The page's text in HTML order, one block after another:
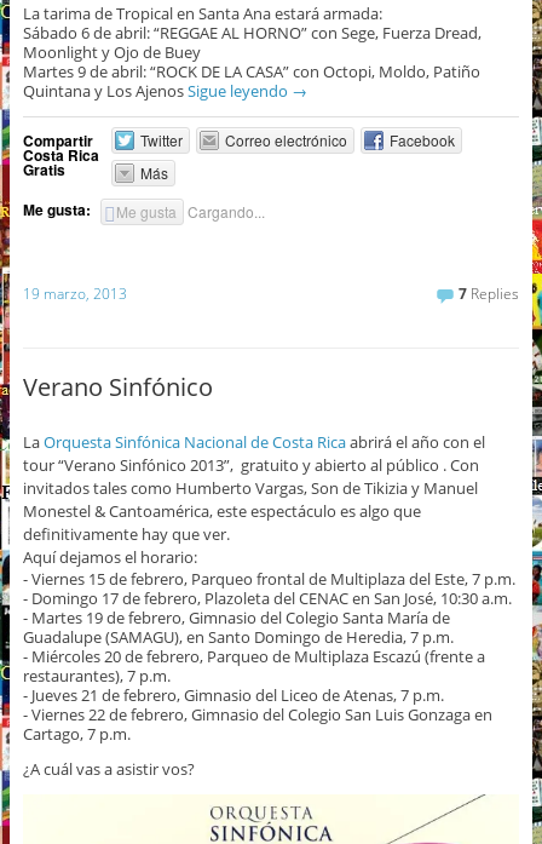
La tarima de Tropical en Santa Ana estará armada:
Sábado 6 de abril: “REGGAE AL HORNO” con Sege, Fuerza Dread,
Moonlight y Ojo de Buey
Martes 9 de abril: “ROCK DE LA CASA” con Octopi, Moldo, Patiño
Quintana y Los AjenosSigue leyendo →
Compartir
Costa Rica
Gratis
Twitter Correo electrónico
Facebook
Más
Me gusta: Me gusta Cargando...
19 marzo, 2013 7 Replies
Verano Sinfónico
LaOrquesta Sinfónica Nacional de Costa Ricaabrirá el año con el
tour “Verano Sinfónico 2013”, gratuito y abierto al público . Con
invitados tales como Humberto Vargas, Son de Tikizia y Manuel
Monestel & Cantoamérica, este espectáculo es algo que
definitivamente hay que ver.
Aquí dejamos el horario:
- Viernes 15 de febrero, Parqueo frontal de Multiplaza del Este, 7 p.m.
- Domingo 17 de febrero, Plazoleta del CENAC en San José, 10:30 a.m.
- Martes 19 de febrero, Gimnasio del Colegio Santa María de
Guadalupe (SAMAGU), en Santo Domingo de Heredia, 7 p.m.
- Miércoles 20 de febrero, Parqueo de Multiplaza Escazú (frente a
restaurantes), 7 p.m.
- Jueves 21 de febrero, Gimnasio del Liceo de Atenas, 7 p.m.
- Viernes 22 de febrero, Gimnasio del Colegio San Luis Gonzaga en
Cartago, 7 p.m.
¿A cuál vas a asistir vos?